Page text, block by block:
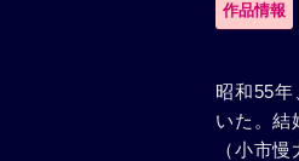
作品情報
昭和55
いた。結
（小市